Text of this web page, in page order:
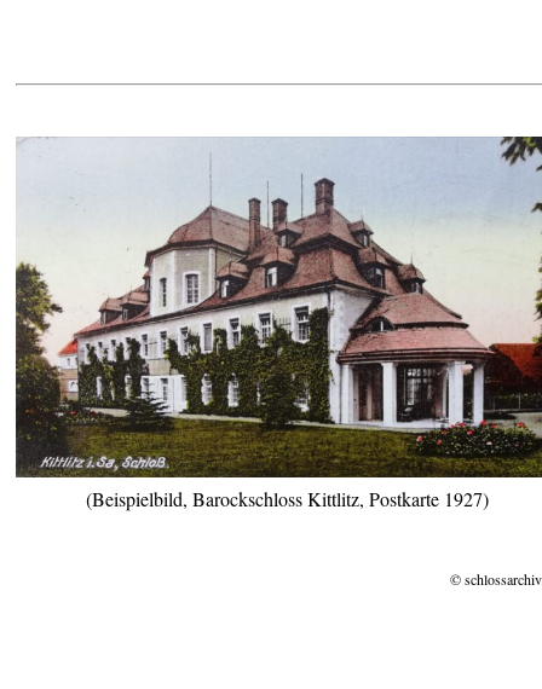
(Beispielbild, Barockschloss Kittlitz, Postkarte 1927)
©